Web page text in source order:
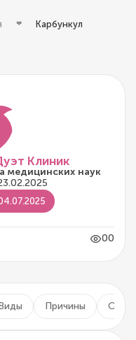
Карбункул
Клиник
медицинских наук
00
Причины